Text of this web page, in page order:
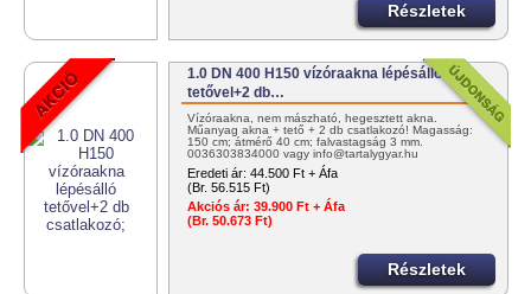
Részletek
1.0 DN 400 H150 vízóraakna lépésálló
tetővel+2 db…
Vízóraakna, nem mászható, hegesztett akna.
Műanyag akna + tető + 2 db csatlakozó! Magasság:
150 cm; átmérő 40 cm; falvastagság 3 mm.
0036303834000 vagy info@tartalygyar.hu
Eredeti ár: 44.500 Ft + Áfa
(Br. 56.515 Ft)
Akciós ár: 39.900 Ft + Áfa
(Br. 50.673 Ft)
Részletek